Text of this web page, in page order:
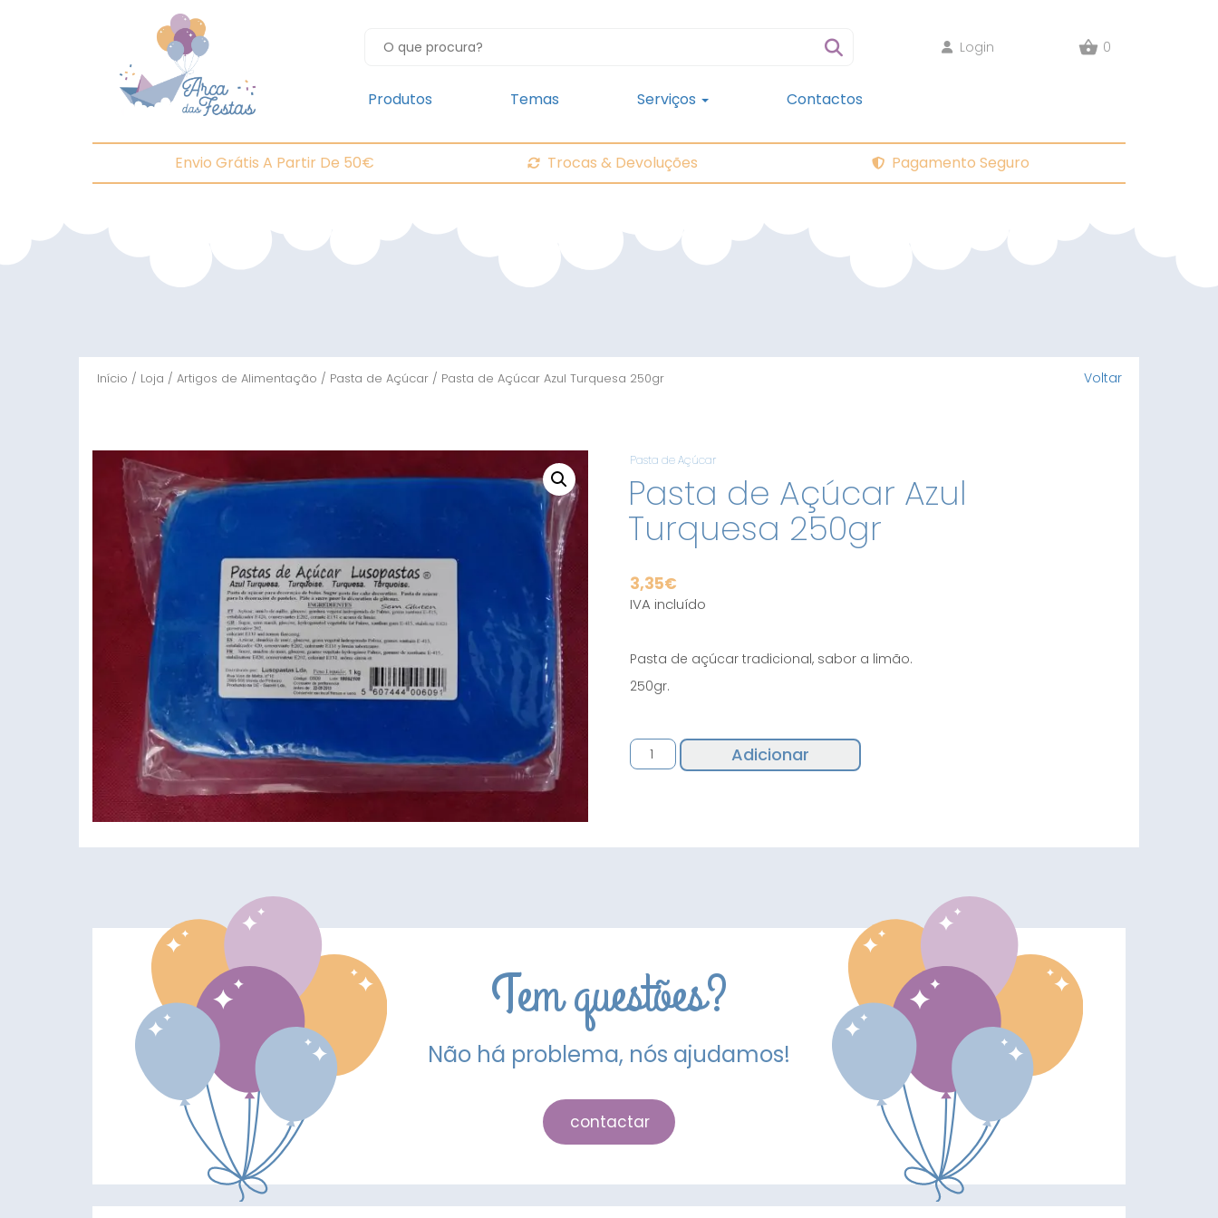
Login 0
Produtos Temas Serviços Contactos
Envio Grátis A Partir De 50€ Trocas & Devoluções Pagamento Seguro
Início / Loja / Artigos de Alimentação / Pasta de Açúcar / Pasta de Açúcar Azul Turquesa 250gr Voltar
Pasta de Açúcar
Pasta de Açúcar Azul
Turquesa 250gr
3,35€
IVA incluído
Pasta de açúcar tradicional, sabor a limão.
250gr.
Quantidade
de
Adicionar
Tem questões?
Não há problema, nós ajudamos!
contactar